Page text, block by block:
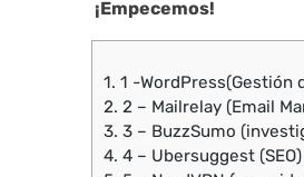
¡Empecemos!
1. 1 -WordPress(Gestión
2. 2 – Mailrelay (Email
3. 3 – BuzzSumo
4. 4 – Ubersuggest (SEO)